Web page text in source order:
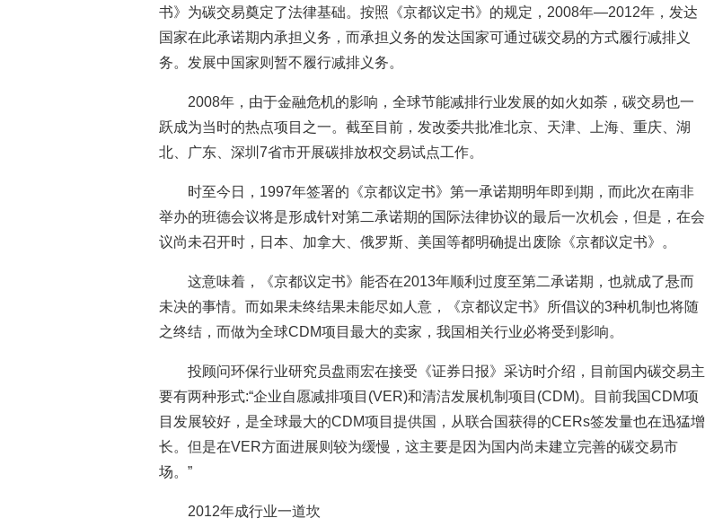
书》为碳交易奠定了法律基础。按照《京都议定书》的规定，2008年—2012年，发达
国家在此承诺期内承担义务，而承担义务的发达国家可通过碳交易的方式履行减排义
务。发展中国家则暂不履行减排义务。
2008年，由于金融危机的影响，全球节能减排行业发展的如火如荼，碳交易也一
跃成为当时的热点项目之一。截至目前，发改委共批准北京、天津、上海、重庆、湖
北、广东、深圳7省市开展碳排放权交易试点工作。
时至今日，1997年签署的《京都议定书》第一承诺期明年即到期，而此次在南非
举办的班德会议将是形成针对第二承诺期的国际法律协议的最后一次机会，但是，在会
议尚未召开时，日本、加拿大、俄罗斯、美国等都明确提出废除《京都议定书》。
这意味着，《京都议定书》能否在2013年顺利过度至第二承诺期，也就成了悬而
未决的事情。而如果未终结果未能尽如人意，《京都议定书》所倡议的3种机制也将随
之终结，而做为全球CDM项目最大的卖家，我国相关行业必将受到影响。
投顾问环保行业研究员盘雨宏在接受《证券日报》采访时介绍，目前国内碳交易主
要有两种形式:“企业自愿减排项目(VER)和清洁发展机制项目(CDM)。目前我国CDM项
目发展较好，是全球最大的CDM项目提供国，从联合国获得的CERs签发量也在迅猛增
长。但是在VER方面进展则较为缓慢，这主要是因为国内尚未建立完善的碳交易市
场。”
2012年成行业一道坎